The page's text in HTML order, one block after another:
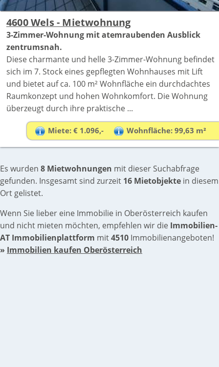
4600 Wels - Mietwohnung
3-Zimmer-Wohnung mit atemraubenden Ausblick
zentrumsnah.
Diese charmante und helle 3-Zimmer-Wohnung befindet
sich im 7. Stock eines gepflegten Wohnhauses mit Lift
und bietet auf ca. 100 m² Wohnfläche ein durchdachtes
Raumkonzept und hohen Wohnkomfort. Die Wohnung
überzeugt durch ihre praktische ...
Miete: € 1.096,- Wohnfläche: 99,63 m²
Es wurden 8 Mietwohnungen mit dieser Suchabfrage
gefunden. Insgesamt sind zurzeit 16 Mietobjekte in diesem
Ort gelistet.
Wenn Sie lieber eine Immobilie in Oberösterreich kaufen
und nicht mieten möchten, empfehlen wir die Immobilien-
AT Immobilienplattform mit4510 Immobilienangeboten!
» Immobilien kaufen Oberösterreich